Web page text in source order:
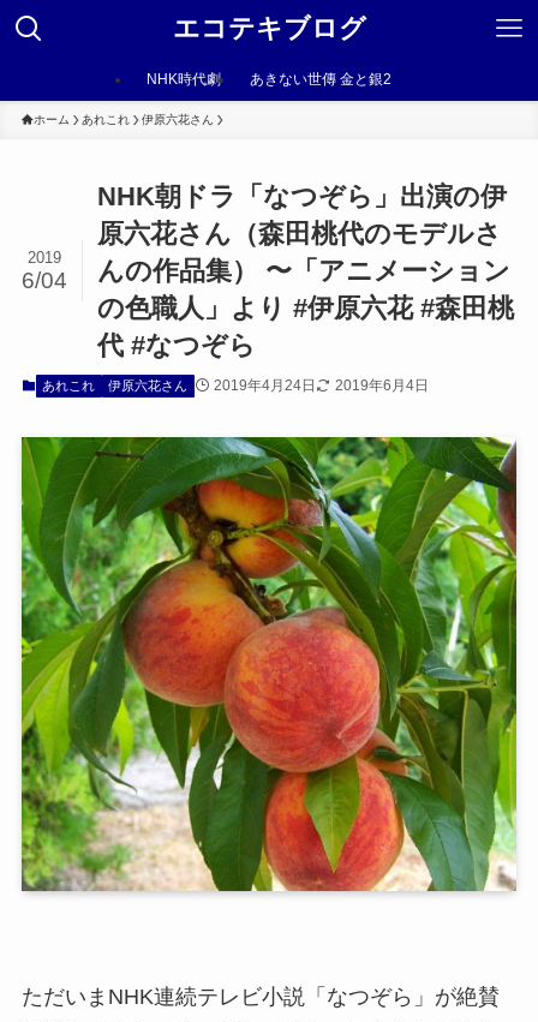
エコテキブログ
NHK時代劇 あきない世傳 金と銀2
ホーム あれこれ 伊原六花さん
NHK朝ドラ「なつぞら」出演の伊
原六花さん（森田桃代のモデルさ
んの作品集） 〜「アニメーション
の色職人」より #伊原六花 #森田桃
代 #なつぞら
2019
6/04
あれこれ 伊原六花さん 2019年4月24日 2019年6月4日
ただいまNHK連続テレビ小説「なつぞら」が絶賛